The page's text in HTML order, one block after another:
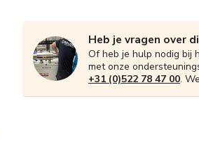
Heb je vragen over
Of heb je hulp nodig bij
met onze
+31 (0)522 78 47 00.